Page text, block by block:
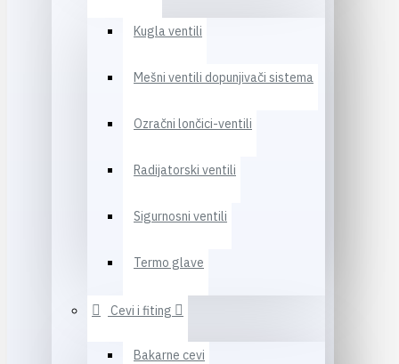
Kugla ventili
Mešni ventili dopunjivači sistema
Ozračni lončici-ventili
Radijatorski ventili
Sigurnosni ventili
Termo glave
Cevi i fiting
Bakarne cevi